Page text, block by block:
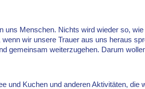
uns Menschen. Nichts wird wieder so,
wir unsere Trauer aus uns heraus
gemeinsam weiterzugehen. Darum
und Kuchen und anderen Aktivitäten, die